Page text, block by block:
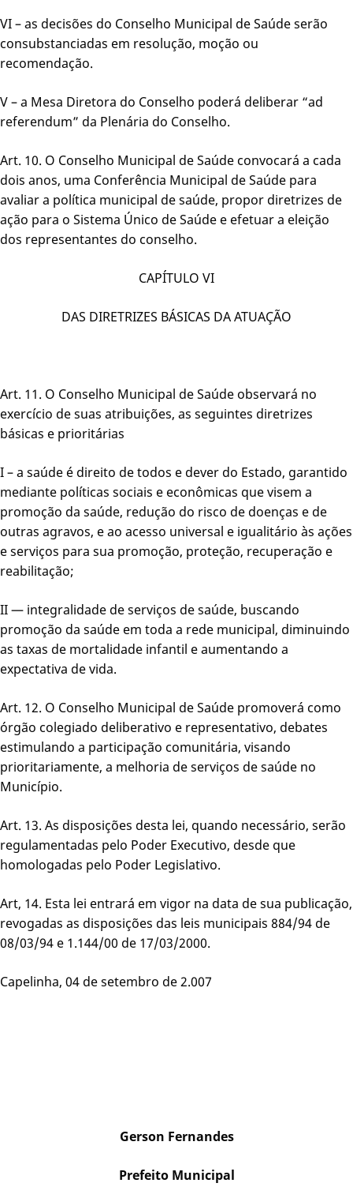
VI – as decisões do Conselho Municipal de Saúde serão
consubstanciadas em resolução, moção ou
recomendação.
V – a Mesa Diretora do Conselho poderá deliberar “ad
referendum” da Plenária do Conselho.
Art. 10. O Conselho Municipal de Saúde convocará a cada
dois anos, uma Conferência Municipal de Saúde para
avaliar a política municipal de saúde, propor diretrizes de
ação para o Sistema Único de Saúde e efetuar a eleição
dos representantes do conselho.
CAPÍTULO VI
DAS DIRETRIZES BÁSICAS DA ATUAÇÃO
Art. 11. O Conselho Municipal de Saúde observará no
exercício de suas atribuições, as seguintes diretrizes
básicas e prioritárias
I – a saúde é direito de todos e dever do Estado, garantido
mediante políticas sociais e econômicas que visem a
promoção da saúde, redução do risco de doenças e de
outras agravos, e ao acesso universal e igualitário às ações
e serviços para sua promoção, proteção, recuperação e
reabilitação;
II — integralidade de serviços de saúde, buscando
promoção da saúde em toda a rede municipal, diminuindo
as taxas de mortalidade infantil e aumentando a
expectativa de vida.
Art. 12. O Conselho Municipal de Saúde promoverá como
órgão colegiado deliberativo e representativo, debates
estimulando a participação comunitária, visando
prioritariamente, a melhoria de serviços de saúde no
Município.
Art. 13. As disposições desta lei, quando necessário, serão
regulamentadas pelo Poder Executivo, desde que
homologadas pelo Poder Legislativo.
Art, 14. Esta lei entrará em vigor na data de sua publicação,
revogadas as disposições das leis municipais 884/94 de
08/03/94 e 1.144/00 de 17/03/2000.
Capelinha, 04 de setembro de 2.007
Gerson Fernandes
Prefeito Municipal